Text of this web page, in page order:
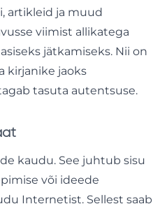
artikleid ja muud
viimist allikatega
jätkamiseks. Nii on
kirjanike jaoks
tasuta autentsuse.
kaudu. See juhtub sisu
või ideede
Internetist. Sellest saab